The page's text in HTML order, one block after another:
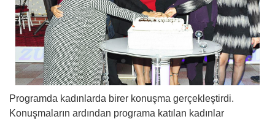
Programda kadınlarda birer konuşma gerçekleştirdi.
Konuşmaların ardından programa katılan kadınlar